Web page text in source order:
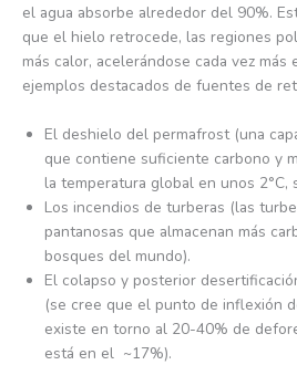
el agua absorbe alrededor del 90%.
que el hielo retrocede, las regiones
más calor, acelerándose cada vez
ejemplos destacados de fuentes de
El deshielo del permafrost (una
que contiene suficiente carbono y
la temperatura global en unos 2°C,
Los incendios de turberas (las
pantanosas que almacenan más
bosques del mundo).
El colapso y posterior
(se cree que el punto de inflexión
existe en torno al 20-40% de
está en el ~17%).